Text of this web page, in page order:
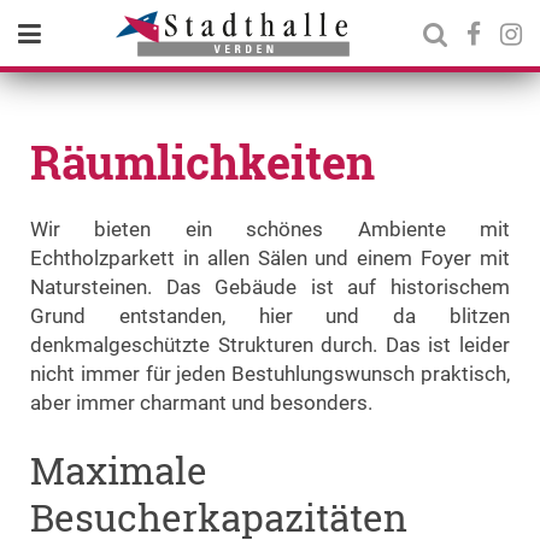
Räumlichkeiten
Wir bieten ein schönes Ambiente mit
Echtholzparkett in allen Sälen und einem Foyer mit
Natursteinen. Das Gebäude ist auf historischem
Grund entstanden, hier und da blitzen
denkmalgeschützte Strukturen durch. Das ist leider
nicht immer für jeden Bestuhlungswunsch praktisch,
aber immer charmant und besonders.
Maximale
Besucherkapazitäten